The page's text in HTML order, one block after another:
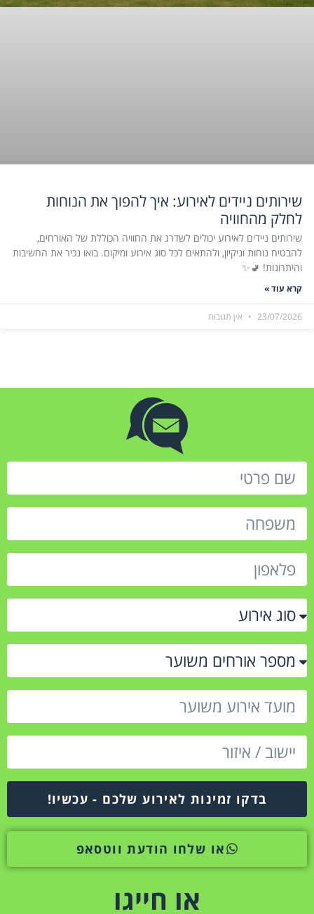
שירותים ניידים לאירוע: איך להפוך את הנוחות
לחלק מהחוויה
שירותים ניידים לאירוע יכולים לשדרג את החוויה הכוללת של האורחים,
להבטיח נוחות וניקיון, ולהתאים לכל סוג אירוע ומיקום. בואו נכיר את החשיבות
והיתרונות! 🚽✨
קרא עוד »
23/07/2026 אין תגובות
בדקו זמינות לאירוע שלכם - עכשיו!
או שלחו הודעת ווטסאפ
או חייגו